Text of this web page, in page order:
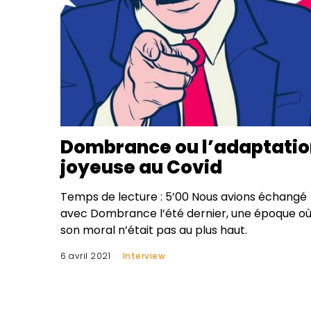
Dombrance ou
joyeuse au Covid
Temps de lecture : 5’00 Nous avions échangé
avec Dombrance l’été dernier, une époque où
son moral n’était pas au plus haut.
6 avril 2021 Interview